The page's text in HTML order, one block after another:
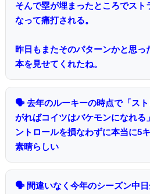
そんで塁が埋まったところでスト
なって痛打される。
昨日もまたそのパターンかと思っ
本を見せてくれたね。
🗣 去年のルーキーの時点で「ス
がればコイツはバケモンになれる
ントロールを損なわずに本当に5
素晴らしい
🗣 間違いなく今年のシーズン中